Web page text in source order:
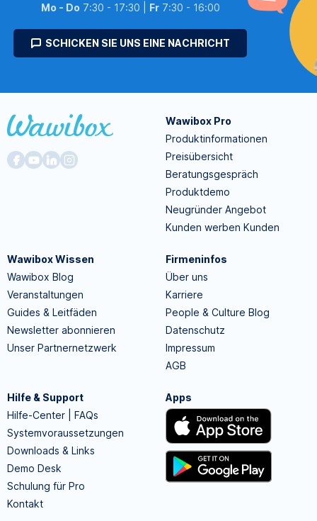
Mo - Do 7:30 - 17:30 | Fr7:30 - 16:00
SCHICKEN SIE UNS EINE NACHRICHT
Wawibox Pro
Produktinformationen
Preisübersicht
Beratungsgespräch
Produktdemo
Neugründer Angebot
Kunden werben Kunden
Wawibox Wissen
Wawibox Blog
Veranstaltungen
Guides & Leitfäden
Newsletter abonnieren
Unser Partnernetzwerk
Firmeninfos
Über uns
Karriere
People & Culture Blog
Datenschutz
Impressum
AGB
Hilfe & Support
Hilfe-Center | FAQs
Systemvoraussetzungen
Downloads & Links
Demo Desk
Schulung für Pro
Kontakt
Apps